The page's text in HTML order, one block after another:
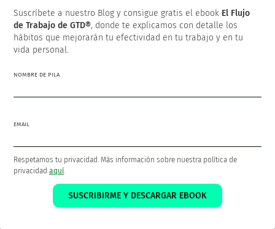
SUSCRÍBETE AL BLOG
Operaciones vs Proyectos
20 Estrategias Para Dejar de Procrastinar
7 pasos a seguir para escribir tu propio plan de mejora
Suscríbete a nuestro Blog y consigue gratis el ebook El Flujo
de Trabajo de GTD®, donde te explicamos con detalle los
hábitos que mejorarán tu efectividad en tu trabajo y en tu
vida personal.
NOMBRE DE PILA
EMAIL
Respetamos tu privacidad. Más información sobre nuestra política de
privacidad aquí
SUSCRIBIRME Y DESCARGAR EBOOK